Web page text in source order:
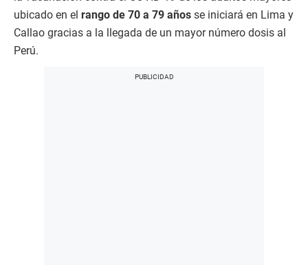
ubicado en el rango de 70 a 79 años se iniciará en Lima y
Callao gracias a la llegada de un mayor número dosis al
Perú.